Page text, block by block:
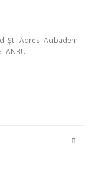
Şti. Adres: Acıbadem